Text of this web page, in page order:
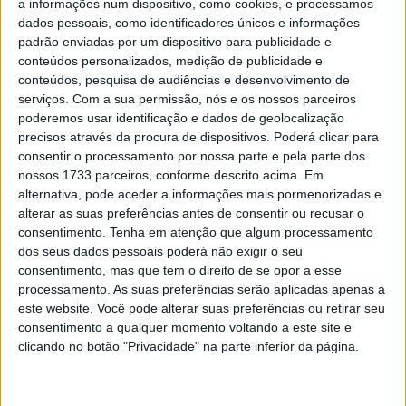
a informações num dispositivo, como cookies, e processamos
dados pessoais, como identificadores únicos e informações
padrão enviadas por um dispositivo para publicidade e
conteúdos personalizados, medição de publicidade e
conteúdos, pesquisa de audiências e desenvolvimento de
serviços. Com a sua permissão, nós e os nossos parceiros
poderemos usar identificação e dados de geolocalização
precisos através da procura de dispositivos. Poderá clicar para
consentir o processamento por nossa parte e pela parte dos
nossos 1733 parceiros, conforme descrito acima. Em
alternativa, pode aceder a informações mais pormenorizadas e
alterar as suas preferências antes de consentir ou recusar o
consentimento. Tenha em atenção que algum processamento
dos seus dados pessoais poderá não exigir o seu
consentimento, mas que tem o direito de se opor a esse
processamento. As suas preferências serão aplicadas apenas a
este website. Você pode alterar suas preferências ou retirar seu
consentimento a qualquer momento voltando a este site e
clicando no botão "Privacidade" na parte inferior da página.
Haiden Deegan, o primeiro a conseguir
uma “dobradinha”
PORJORGE RÓ JR. 23 JULHO, 2023 0
Vídeo AMA Supercross 450, Seattle:
Tomac iguala 50 vitórias de Stewart!
PORJORGE RÓ JR. 26 MARÇO, 2023 0
MotoAmérica, SBK: Danilo Petrucci
segura a liderança do campeonato
PORRICARDO FERREIRA 3 JULHO, 2022 0
Tendências Comentários
MotoGP- Reviravolta com Oliveira na Honda
8 SETEMBRO, 2025